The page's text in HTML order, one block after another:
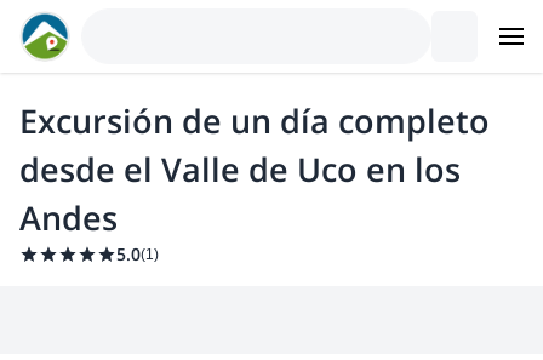
Excursión de un día completo
desde el Valle de Uco en los
Andes
5.0(1)